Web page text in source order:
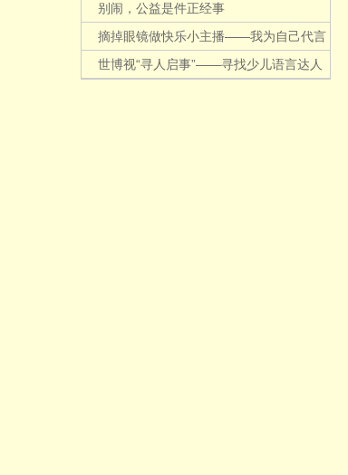
别闹，公益是件正经事
摘掉眼镜做快乐小主播——我为自己代言
世博视“寻人启事”——寻找少儿语言达人